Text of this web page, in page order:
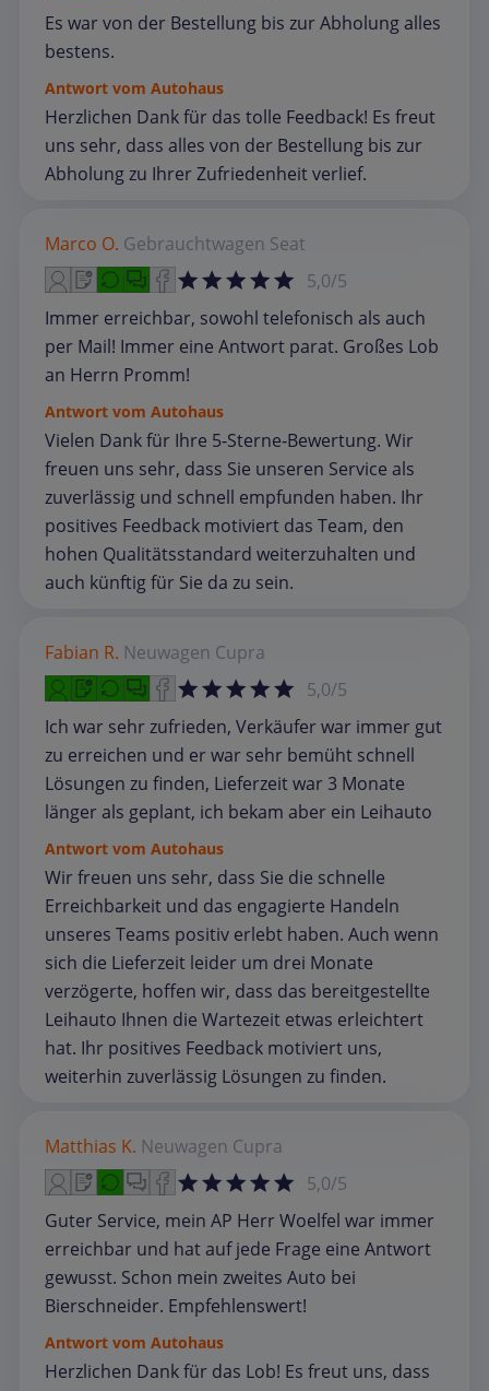
Es war von der Bestellung bis zur Abholung alles
bestens.
Antwort vom Autohaus
Herzlichen Dank für das tolle Feedback! Es freut
uns sehr, dass alles von der Bestellung bis zur
Abholung zu Ihrer Zufriedenheit verlief.
Marco O. Gebrauchtwagen Seat
5,0/5
Immer erreichbar, sowohl telefonisch als auch
per Mail! Immer eine Antwort parat. Großes Lob
an Herrn Promm!
Antwort vom Autohaus
Vielen Dank für Ihre 5‑Sterne‑Bewertung. Wir
freuen uns sehr, dass Sie unseren Service als
zuverlässig und schnell empfunden haben. Ihr
positives Feedback motiviert das Team, den
hohen Qualitätsstandard weiterzuhalten und
auch künftig für Sie da zu sein.
Fabian R. Neuwagen Cupra
5,0/5
Ich war sehr zufrieden, Verkäufer war immer gut
zu erreichen und er war sehr bemüht schnell
Lösungen zu finden, Lieferzeit war 3 Monate
länger als geplant, ich bekam aber ein Leihauto
Antwort vom Autohaus
Wir freuen uns sehr, dass Sie die schnelle
Erreichbarkeit und das engagierte Handeln
unseres Teams positiv erlebt haben. Auch wenn
sich die Lieferzeit leider um drei Monate
verzögerte, hoffen wir, dass das bereitgestellte
Leihauto Ihnen die Wartezeit etwas erleichtert
hat. Ihr positives Feedback motiviert uns,
weiterhin zuverlässig Lösungen zu finden.
Matthias K. Neuwagen Cupra
5,0/5
Guter Service, mein AP Herr Woelfel war immer
erreichbar und hat auf jede Frage eine Antwort
gewusst. Schon mein zweites Auto bei
Bierschneider. Empfehlenswert!
Antwort vom Autohaus
Herzlichen Dank für das Lob! Es freut uns, dass